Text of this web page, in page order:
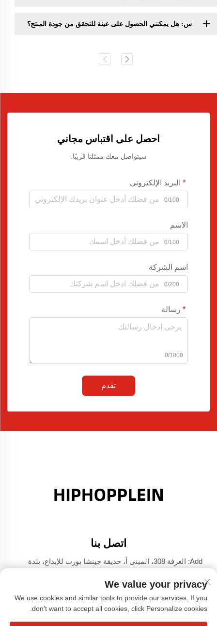
س: هل يمكنني الحصول على عينة للتحقق من جودة المنتج؟
احصل على اقتباس مجاني
سيتواصل معك ممثلنا قريبًا.
البريد الإلكتروني
0/100
الاسم
0/100
اسم الشركة
0/200
رسالة
0/1000
تقدم
اتصل بنا
Add: الغرفة 308، المبنى أ، حديقة جينشا بورت للإبداع، بلدة
الهاتف:+86-17304049586
البريد الإلكتروني:[email protected]
We value your privacy
We use cookies and similar tools to provide our services. If you
don't want to accept all cookies, click Personalize cookies.